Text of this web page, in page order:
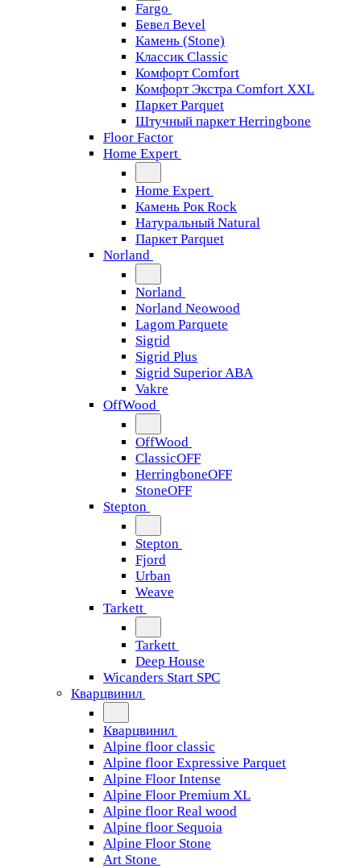
Fargo
Бевел Bevel
Камень (Stone)
Классик Classic
Комфорт Comfort
Комфорт Экстра Comfort XXL
Паркет Parquet
Штучный паркет Herringbone
Floor Factor
Home Expert
Home Expert
Камень Рок Rock
Натуральный Natural
Паркет Parquet
Norland
Norland
Norland Neowood
Lagom Parquete
Sigrid
Sigrid Plus
Sigrid Superior ABA
Vakre
OffWood
OffWood
ClassicOFF
HerringboneOFF
StoneOFF
Stepton
Stepton
Fjord
Urban
Weave
Tarkett
Tarkett
Deep House
Wicanders Start SPC
Кварцвинил
Кварцвинил
Alpine floor classic
Alpine floor Expressive Parquet
Alpine Floor Intense
Alpine Floor Premium XL
Alpine floor Real wood
Alpine floor Sequoia
Alpine Floor Stone
Art Stone